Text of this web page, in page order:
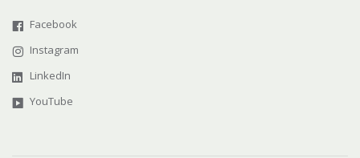
Facebook
Instagram
LinkedIn
YouTube